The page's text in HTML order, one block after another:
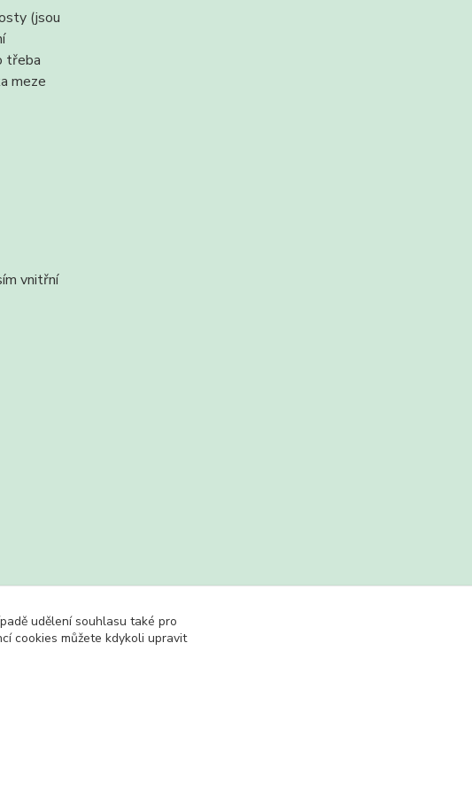
(jsou
třeba
meze
vnitřní
udělení souhlasu také pro
cookies můžete kdykoli upravit